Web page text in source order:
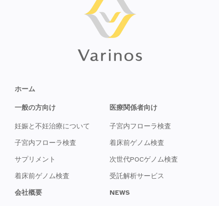
ホーム
一般の方向け
妊娠と不妊治療について
子宮内フローラ検査
サプリメント
着床前ゲノム検査
医療関係者向け
子宮内フローラ検査
着床前ゲノム検査
次世代POCゲノム検査
受託解析サービス
会社概要
NEWS